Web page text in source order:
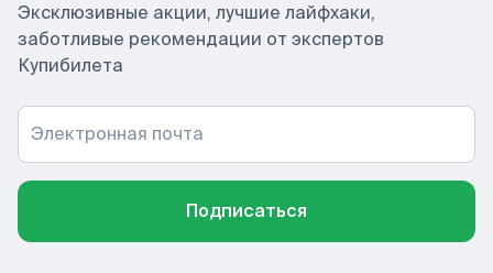
Эксклюзивные акции, лучшие лайфхаки,
заботливые рекомендации от экспертов
Купибилета
Электронная почта
Подписаться